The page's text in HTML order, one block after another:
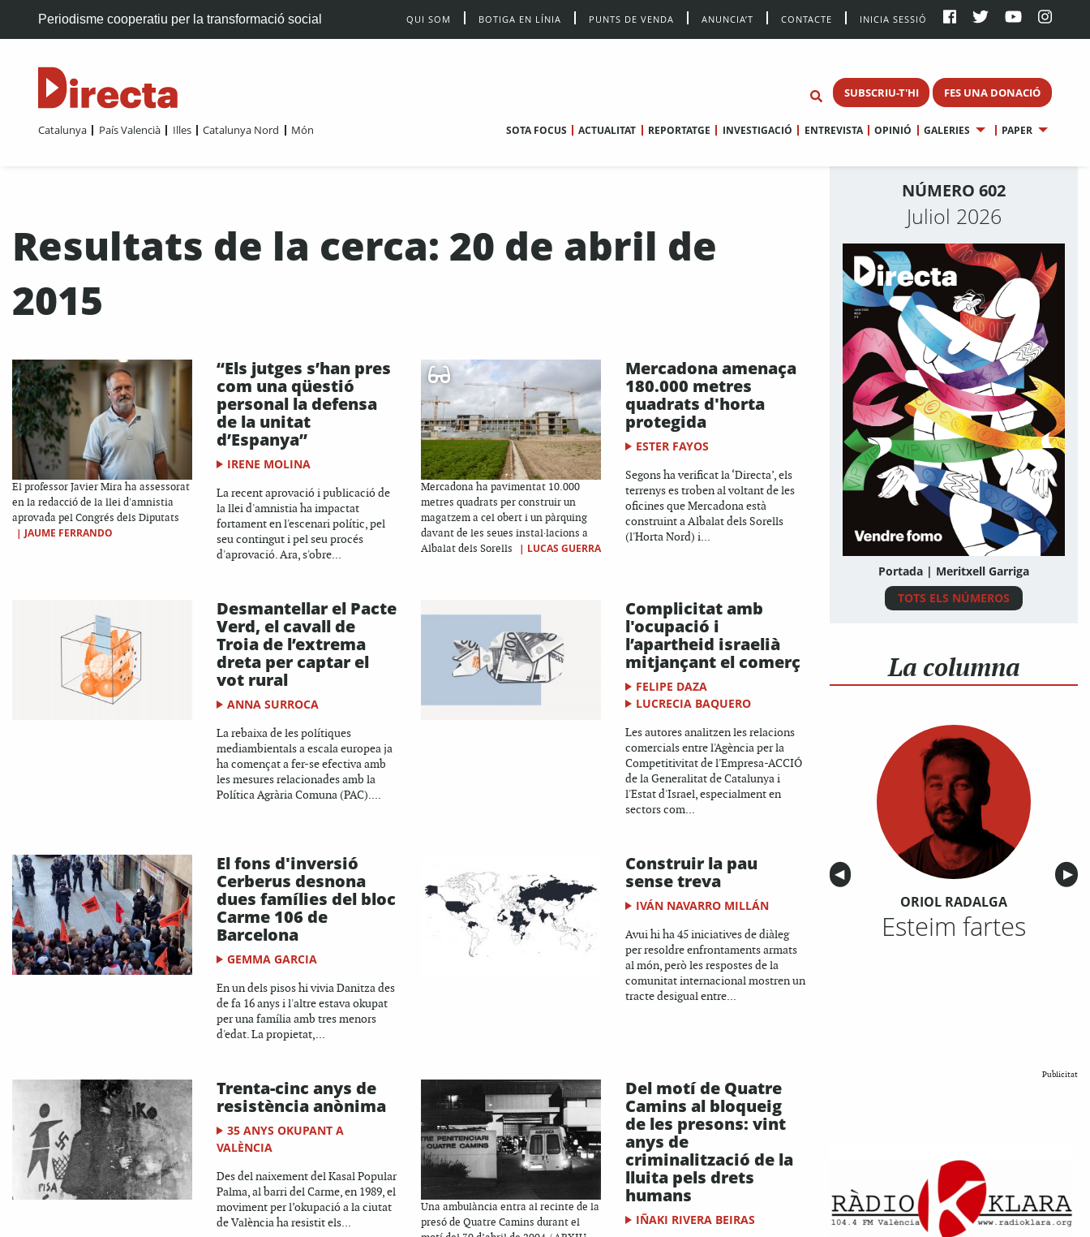
Periodisme cooperatiu per la transformació social QUI SOM BOTIGA EN LÍNIA PUNTS DE VENDA ANUNCIA’T CONTACTE INICIA SESSIÓ
SUBSCRIU-T'HI FES UNA DONACIÓ
Catalunya País Valencià Illes Catalunya Nord Món SOTA FOCUS ACTUALITAT REPORTATGE INVESTIGACIÓ ENTREVISTA OPINIÓ GALERIES PAPER
Resultats de la cerca: 20 de abril de
2015
El professor Javier Mira ha assessorat
en la redacció de la llei d'amnistia
aprovada pel Congrés dels Diputats
| JAUME FERRANDO
“Els jutges s’han pres
com una qüestió
personal la defensa
de la unitat
d’Espanya”
IRENE MOLINA
La recent aprovació i publicació de
la llei d'amnistia ha impactat
fortament en l'escenari polític, pel
seu contingut i pel seu procés
d'aprovació. Ara, s'obre...
Mercadona ha pavimentat 10.000
metres quadrats per construir un
magatzem a cel obert i un pàrquing
davant de les seues instal·lacions a
Albalat dels Sorells
| LUCAS GUERRA
Mercadona amenaça
180.000 metres
quadrats d'horta
protegida
ESTER FAYOS
Segons ha verificat la ‘Directa’, els
terrenys es troben al voltant de les
oficines que Mercadona està
construint a Albalat dels Sorells
(l'Horta Nord) i...
Desmantellar el Pacte
Verd, el cavall de
Troia de l’extrema
dreta per captar el
vot rural
ANNA SURROCA
La rebaixa de les polítiques
mediambientals a escala europea ja
ha començat a fer-se efectiva amb
les mesures relacionades amb la
Política Agrària Comuna (PAC)....
Complicitat amb
l'ocupació i
l’apartheid israelià
mitjançant el comerç
FELIPE DAZA
LUCRECIA BAQUERO
Les autores analitzen les relacions
comercials entre l'Agència per la
Competitivitat de l'Empresa-ACCIÓ
de la Generalitat de Catalunya i
l'Estat d'Israel, especialment en
sectors com...
El fons d'inversió
Cerberus desnona
dues famílies del bloc
Carme 106 de
Barcelona
GEMMA GARCIA
En un dels pisos hi vivia Danitza des
de fa 16 anys i l'altre estava okupat
per una família amb tres menors
d'edat. La propietat,...
Construir la pau
sense treva
IVÁN NAVARRO MILLÁN
Avui hi ha 45 iniciatives de diàleg
per resoldre enfrontaments armats
al món, però les respostes de la
comunitat internacional mostren un
tracte desigual entre...
Trenta-cinc anys de
resistència anònima
35 ANYS OKUPANT A
VALÈNCIA
Des del naixement del Kasal Popular
Palma, al barri del Carme, en 1989, el
moviment per l’okupació a la ciutat
de València ha resistit els...
Una ambulància entra al recinte de la
presó de Quatre Camins durant el
Del motí de Quatre
Camins al bloqueig
de les presons: vint
anys de
criminalització de la
lluita pels drets
humans
IÑAKI RIVERA BEIRAS
NÚMERO 602
Juliol 2026
Portada | Meritxell Garriga
TOTS ELS NÚMEROS
La columna
Anterior
◀︎ ▶︎
ORIOL RADALGA
Esteim fartes
Publicitat